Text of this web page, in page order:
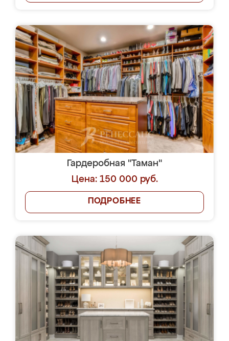
Гардеробная "Таман"
Цена: 150 000 руб.
ПОДРОБНЕЕ